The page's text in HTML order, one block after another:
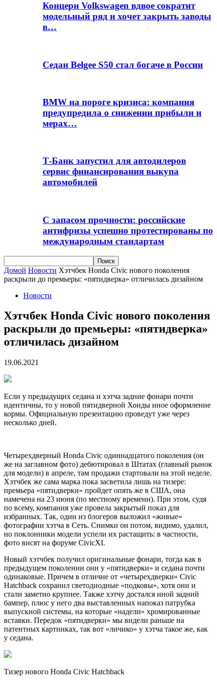
Концерн Volkswagen вдвое сократит
модельный ряд и хочет закрыть заводы
в…
Седан Belgee S50 стал богаче в России
BMW на пороге кризиса: компания
предупредила о снижении прибыли и
мерах…
Т-Банк запустил для автодилеров
сервис финансирования выкупа
автомобилей
С запасом прочности: российские
антифризы успешно протестированы по
международным стандартам
Домой Новости Хэтчбек Honda Civic нового поколения
раскрыли до премьеры: «пятидверка» отличилась дизайном
Новости
Хэтчбек Honda Civic нового поколения
раскрыли до премьеры: «пятидверка»
отличилась дизайном
19.06.2021
Если у предыдущих седана и хэтча задние фонари почти
идентичны, то у новой пятидверной Хонды иное оформление
кормы. Официальную презентацию проведут уже через
несколько дней.
Четырехдверный Honda Civic одиннадцатого поколения (он
же на заглавном фото) дебютировал в Штатах (главный рынок
для модели) в апреле, там продажи стартовали на этой неделе.
Хэтчбек же сама марка пока засветила лишь на тизере:
премьера «пятидверки» пройдет опять же в США, она
намечена на 23 июня (по местному времени). При этом, судя
по всему, компания уже провела закрытый показ для
избранных. Так, один из блогеров выложил «живые»
фотографии хэтча в Сеть. Снимки он потом, видимо, удалил,
но поклонники модели успели их растащить: в частности,
фото висят на форуме CivicXI.
Новый хэтчбек получил оригинальные фонари, тогда как в
предыдущем поколении они у «пятидверки» и седана почти
одинаковые. Причем в отличие от «четырехдверки» Civic
Hatchback сохранил светодиодные «подковы», хотя они и
стали заметно крупнее. Также хэтчу достался иной задний
бампер, плюс у него два выставленных напоказ патрубка
выпускной системы, на которые «надели» хромированные
вставки. Передок «пятидверки» мы видели раньше на
патентных картинках, так вот «личико» у хэтча такое же, как
у седана.
Тизер нового Honda Civic Hatchback